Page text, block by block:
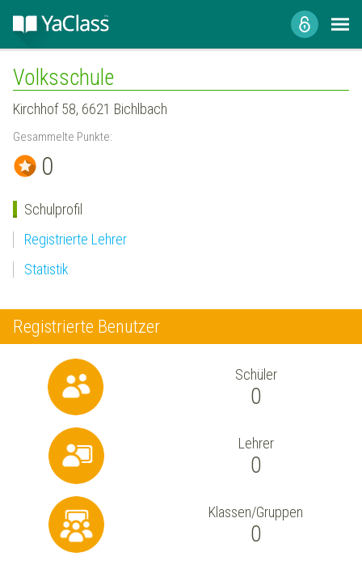
Volksschule
Kirchhof 58, 6621 Bichlbach
Gesammelte Punkte:
0
Schulprofil
Registrierte Lehrer
Statistik
Registrierte Benutzer
Schüler
0
Lehrer
0
Klassen/Gruppen
0